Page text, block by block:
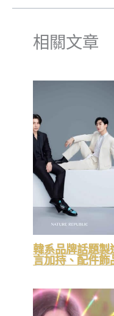
相關文章
韓系品牌話題
言加持、配件